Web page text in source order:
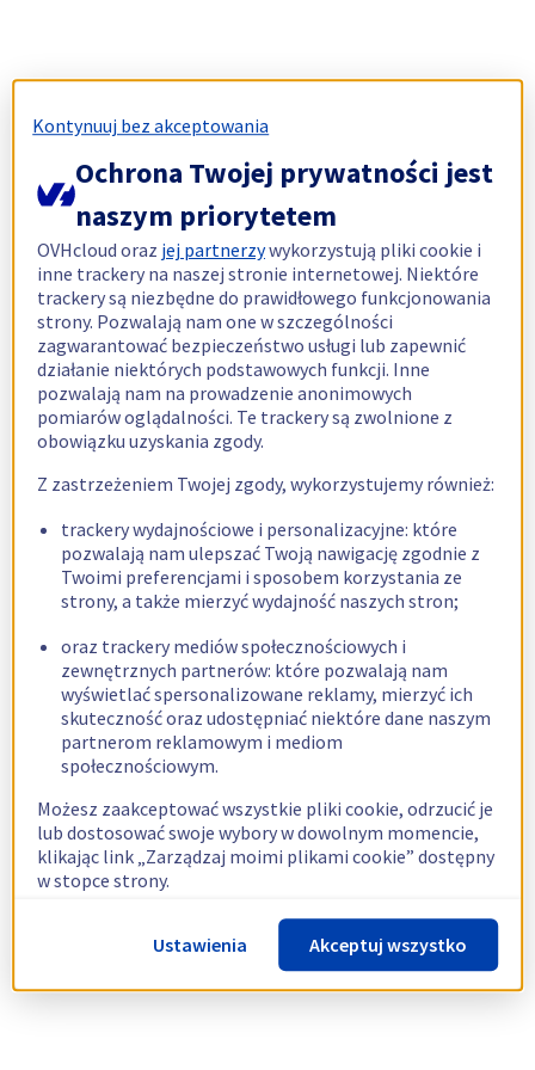
Kontynuuj bez akceptowania
Ochrona Twojej prywatności jest
naszym priorytetem
OVHcloud oraz jej partnerzywykorzystują pliki cookie i
inne trackery na naszej stronie internetowej. Niektóre
trackery są niezbędne do prawidłowego funkcjonowania
strony. Pozwalają nam one w szczególności
zagwarantować bezpieczeństwo usługi lub zapewnić
działanie niektórych podstawowych funkcji. Inne
pozwalają nam na prowadzenie anonimowych
pomiarów oglądalności. Te trackery są zwolnione z
obowiązku uzyskania zgody.
Z zastrzeżeniem Twojej zgody, wykorzystujemy również:
trackery wydajnościowe i personalizacyjne: które
pozwalają nam ulepszać Twoją nawigację zgodnie z
Twoimi preferencjami i sposobem korzystania ze
strony, a także mierzyć wydajność naszych stron;
oraz trackery mediów społecznościowych i
zewnętrznych partnerów: które pozwalają nam
wyświetlać spersonalizowane reklamy, mierzyć ich
skuteczność oraz udostępniać niektóre dane naszym
partnerom reklamowym i mediom
społecznościowym.
Możesz zaakceptować wszystkie pliki cookie, odrzucić je
lub dostosować swoje wybory w dowolnym momencie,
klikając link „Zarządzaj moimi plikami cookie” dostępny
w stopce strony.
Więcej informacji znajdziesz w naszejpolityce
dotyczącej wykorzystywania plików cookie.
Ustawienia Akceptuj wszystko